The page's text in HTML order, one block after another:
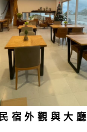
民宿外觀與大廳